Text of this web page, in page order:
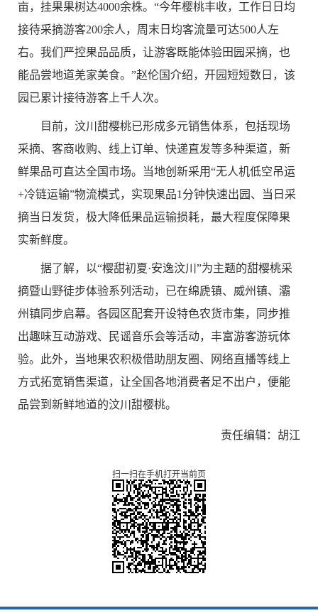
亩，挂果果树达4000余株。“今年樱桃丰收，工作日日均
接待采摘游客200余人，周末日均客流量可达500人左
右。我们严控果品品质，让游客既能体验田园采摘，也
能品尝地道羌家美食。”赵伦国介绍，开园短短数日，该
园已累计接待游客上千人次。
目前，汶川甜樱桃已形成多元销售体系，包括现场
采摘、客商收购、线上订单、快递直发等多种渠道，新
鲜果品可直达全国市场。当地创新采用“无人机低空吊运
+冷链运输”物流模式，实现果品1 分钟快速出园、当日采
摘当日发货，极大降低果品运输损耗，最大程度保障果
实新鲜度。
据了解，以“樱甜初夏·安逸汶川”为主题的甜樱桃采
摘暨山野徒步体验系列活动，已在绵虒镇、 威州镇、灞
州镇同步启幕。各园区配套开设特色农货市集，同步推
出趣味互动游戏、民谣音乐会等活动，丰富游客游玩体
验。此外，当地果农积极借助朋友圈、网络直播等线上
方式拓宽销售渠道，让全国各地消费者足不出户，便能
品尝到新鲜地道的汶川甜樱桃。
责任编辑：胡江
扫一扫在手机打开当前页